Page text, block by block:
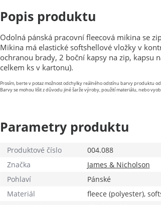
Popis produktu
Odolná pánská pracovní fleecová mikina se
Mikina má elastické softshellové vložky v
ochranou brady, 2 boční kapsy na zip, kapsu
celkem ks v kartonu).
Prosím, berte v potaz možnost odchylky reálného odstínu barvy produktu
Barvy se mohou lišit z důvodu jiné šarže výroby, použití materiálu, nebo
Parametry produktu
Produktové číslo
004.088
Značka
James & Nicholson
Pohlaví
Pánské
Materiál
fleece (polyester),